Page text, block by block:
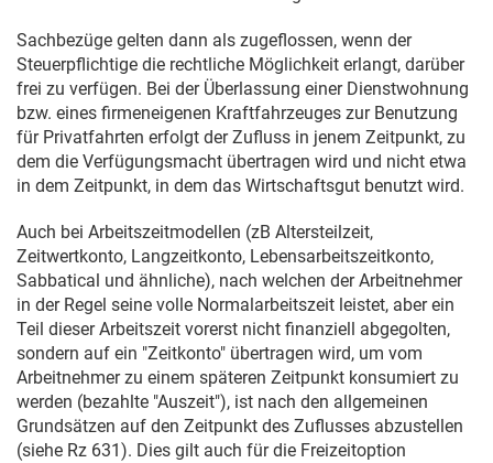
Sachbezüge gelten dann als zugeflossen, wenn der
Steuerpflichtige die rechtliche Möglichkeit erlangt, darüber
frei zu verfügen. Bei der Überlassung einer Dienstwohnung
bzw. eines firmeneigenen Kraftfahrzeuges zur Benutzung
für Privatfahrten erfolgt der Zufluss in jenem Zeitpunkt, zu
dem die Verfügungsmacht übertragen wird und nicht etwa
in dem Zeitpunkt, in dem das Wirtschaftsgut benutzt wird.
Auch bei Arbeitszeitmodellen (zB Altersteilzeit,
Zeitwertkonto, Langzeitkonto, Lebensarbeitszeitkonto,
Sabbatical und ähnliche), nach welchen der Arbeitnehmer
in der Regel seine volle Normalarbeitszeit leistet, aber ein
Teil dieser Arbeitszeit vorerst nicht finanziell abgegolten,
sondern auf ein "Zeitkonto" übertragen wird, um vom
Arbeitnehmer zu einem späteren Zeitpunkt konsumiert zu
werden (bezahlte "Auszeit"), ist nach den allgemeinen
Grundsätzen auf den Zeitpunkt des Zuflusses abzustellen
(siehe Rz 631). Dies gilt auch für die Freizeitoption